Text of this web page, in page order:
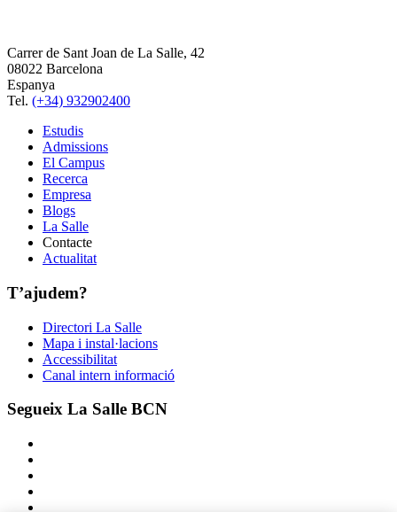
Carrer de Sant Joan de La Salle, 42
08022 Barcelona
Espanya
Tel. (+34) 932902400
Estudis
Admissions
El Campus
Recerca
Empresa
Blogs
La Salle
Contacte
Actualitat
T’ajudem?
Directori La Salle
Mapa i instal·lacions
Accessibilitat
Canal intern informació
Segueix La Salle BCN